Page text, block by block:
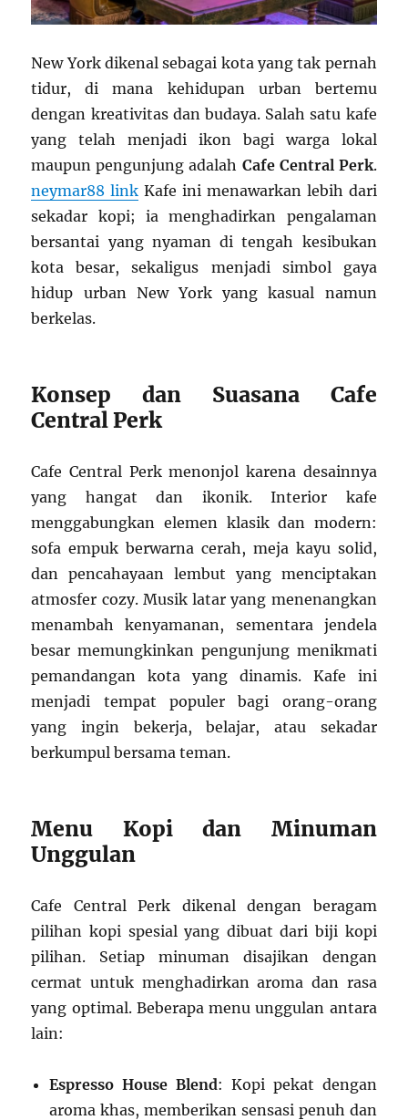
New York dikenal sebagai kota yang tak pernah
tidur, di mana kehidupan urban bertemu
dengan kreativitas dan budaya. Salah satu kafe
yang telah menjadi ikon bagi warga lokal
maupun pengunjung adalah Cafe Central Perk.
neymar88 link Kafe ini menawarkan lebih dari
sekadar kopi; ia menghadirkan pengalaman
bersantai yang nyaman di tengah kesibukan
kota besar, sekaligus menjadi simbol gaya
hidup urban New York yang kasual namun
berkelas.
Konsep dan Suasana Cafe
Central Perk
Cafe Central Perk menonjol karena desainnya
yang hangat dan ikonik. Interior kafe
menggabungkan elemen klasik dan modern:
sofa empuk berwarna cerah, meja kayu solid,
dan pencahayaan lembut yang menciptakan
atmosfer cozy. Musik latar yang menenangkan
menambah kenyamanan, sementara jendela
besar memungkinkan pengunjung menikmati
pemandangan kota yang dinamis. Kafe ini
menjadi tempat populer bagi orang-orang
yang ingin bekerja, belajar, atau sekadar
berkumpul bersama teman.
Menu Kopi dan Minuman
Unggulan
Cafe Central Perk dikenal dengan beragam
pilihan kopi spesial yang dibuat dari biji kopi
pilihan. Setiap minuman disajikan dengan
cermat untuk menghadirkan aroma dan rasa
yang optimal. Beberapa menu unggulan antara
lain:
Espresso House Blend: Kopi pekat dengan
aroma khas, memberikan sensasi penuh dan